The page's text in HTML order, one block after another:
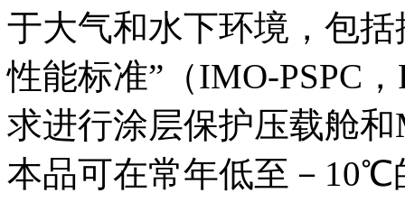
于大气和水下环境，包
性能标准”（IMO-PSPC
求进行涂层保护压载舱
本品可在常年低至－10℃